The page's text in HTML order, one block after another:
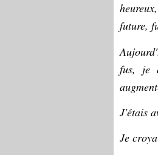
future,
fus, je
J'étais
Je